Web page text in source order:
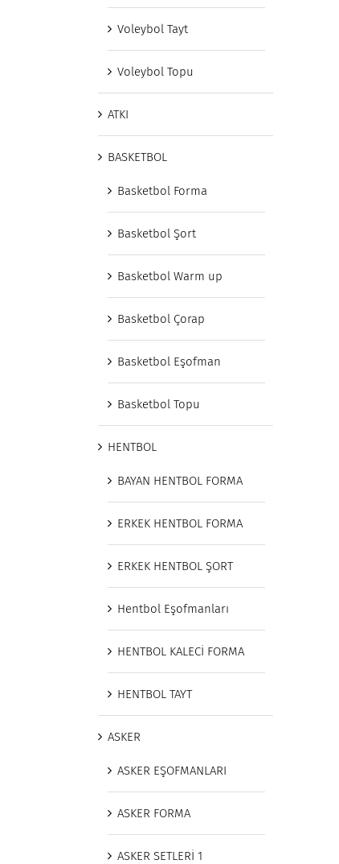
Voleybol Tayt
Voleybol Topu
ATKI
BASKETBOL
Basketbol Forma
Basketbol Şort
Basketbol Warm up
Basketbol Çorap
Basketbol Eşofman
Basketbol Topu
HENTBOL
BAYAN HENTBOL FORMA
ERKEK HENTBOL FORMA
ERKEK HENTBOL ŞORT
Hentbol Eşofmanları
HENTBOL KALECİ FORMA
HENTBOL TAYT
ASKER
ASKER EŞOFMANLARI
ASKER FORMA
ASKER SETLERİ 1